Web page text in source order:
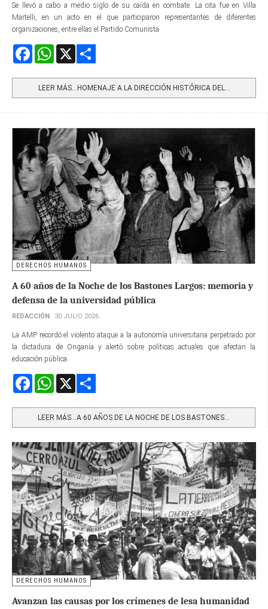
Se llevó a cabo a medio siglo de su caída en combate. La cita fue en Villa
Martelli, en un acto en el que participaron representantes de diferentes
organizaciones, entre ellas el Partido Comunista.
FacebookWhatsApp
LEER MÁS…HOMENAJE A LA DIRECCIÓN HISTÓRICA DEL...
DERECHOS HUMANOS
A 60 años de la Noche de los Bastones Largos: memoria y
defensa de la universidad pública
REDACCIÓN 30 JULIO 2026
La AMP recordó el violento ataque a la autonomía universitaria perpetrado por
la dictadura de Onganía y alertó sobre políticas actuales que afectan la
educación pública.
FacebookWhatsApp
LEER MÁS…A 60 AÑOS DE LA NOCHE DE LOS BASTONES...
DERECHOS HUMANOS
Avanzan las causas por los crímenes de lesa humanidad